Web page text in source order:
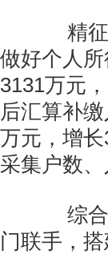
精征
做好个人
3131万元
后汇算补
万元，增
采集户数
综合
门联手，